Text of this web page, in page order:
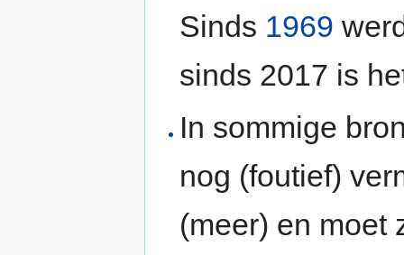
Sinds 1969
sinds 2017 is
In sommige
nog (foutief)
(meer) en moet